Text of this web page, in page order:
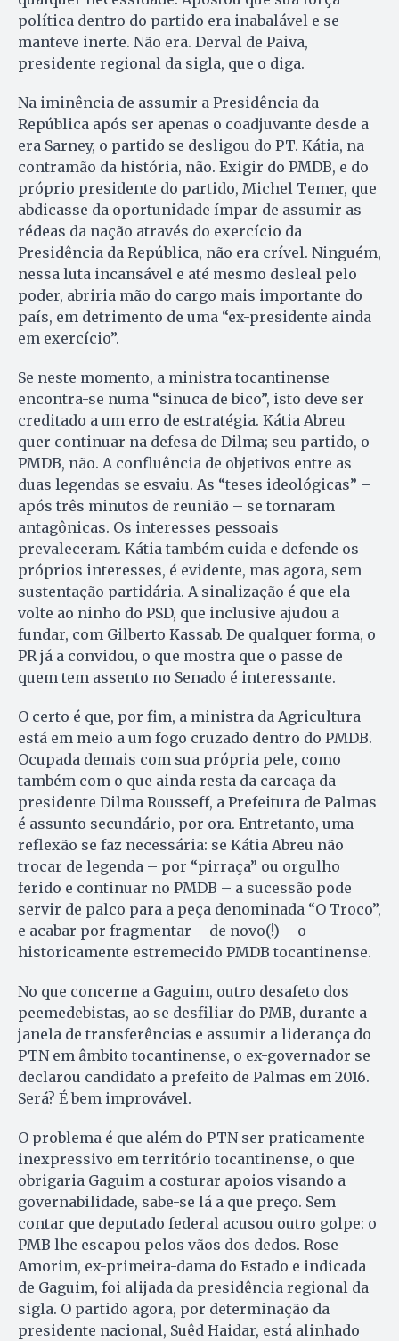
política dentro do partido era inabalável e se
manteve inerte. Não era. Derval de Paiva,
presidente regional da sigla, que o diga.
Na iminência de assumir a Presidência da
República após ser apenas o coadjuvante desde a
era Sarney, o partido se desligou do PT. Kátia, na
contramão da história, não. Exigir do PMDB, e do
próprio presidente do partido, Michel Temer, que
abdicasse da oportunidade ímpar de assumir as
rédeas da nação através do exercício da
Presidência da República, não era crível. Ninguém,
nessa luta incansável e até mesmo desleal pelo
poder, abriria mão do cargo mais importante do
país, em detrimento de uma “ex-presidente ainda
em exercício”.
Se neste momento, a ministra tocantinense
encontra-se numa “sinuca de bico”, isto deve ser
creditado a um erro de estratégia. Kátia Abreu
quer continuar na defesa de Dilma; seu partido, o
PMDB, não. A confluência de objetivos entre as
duas legendas se esvaiu. As “teses ideológicas” –
após três minutos de reunião – se tornaram
antagônicas. Os interesses pessoais
prevaleceram. Kátia também cuida e defende os
próprios interesses, é evidente, mas agora, sem
sustentação partidária. A sinalização é que ela
volte ao ninho do PSD, que inclusive ajudou a
fundar, com Gilberto Kassab. De qualquer forma, o
PR já a convidou, o que mostra que o passe de
quem tem assento no Senado é interessante.
O certo é que, por fim, a ministra da Agricultura
está em meio a um fogo cruzado dentro do PMDB.
Ocupada demais com sua própria pele, como
também com o que ainda resta da carcaça da
presidente Dilma Rousseff, a Prefeitura de Palmas
é assunto secundário, por ora. Entretanto, uma
reflexão se faz necessária: se Kátia Abreu não
trocar de legenda – por “pirraça” ou orgulho
ferido e continuar no PMDB – a sucessão pode
servir de palco para a peça denominada “O Troco”,
e acabar por fragmentar – de novo(!) – o
historicamente estremecido PMDB tocantinense.
No que concerne a Gaguim, outro desafeto dos
peemedebistas, ao se desfiliar do PMB, durante a
janela de transferências e assumir a liderança do
PTN em âmbito tocantinense, o ex-governador se
declarou candidato a prefeito de Palmas em 2016.
Será? É bem improvável.
O problema é que além do PTN ser praticamente
inexpressivo em território tocantinense, o que
obrigaria Gaguim a costurar apoios visando a
governabilidade, sabe-se lá a que preço. Sem
contar que deputado federal acusou outro golpe: o
PMB lhe escapou pelos vãos dos dedos. Rose
Amorim, ex-primeira-dama do Estado e indicada
de Gaguim, foi alijada da presidência regional da
sigla. O partido agora, por determinação da
presidente nacional, Suêd Haidar, está alinhado